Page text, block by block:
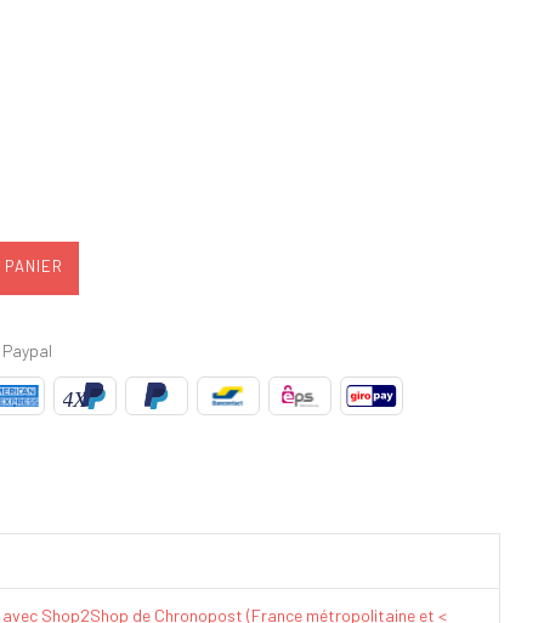
Shop2Shop de Chronopost (France métropolitaine et <